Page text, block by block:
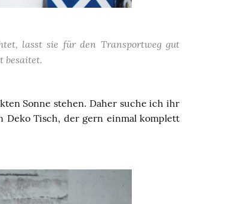
lasst sie für den Transportweg gut
besaitet.
Sonne stehen. Daher suche ich ihr
Tisch, der gern einmal komplett